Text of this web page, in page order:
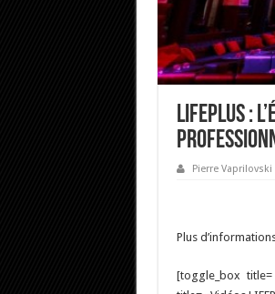
Lifeplus :
Pierre Vaprilovski
Plus
[toggle_box